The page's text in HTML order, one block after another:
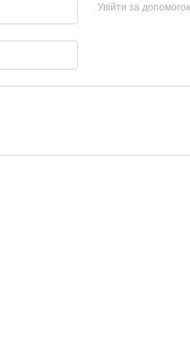
Увійти за